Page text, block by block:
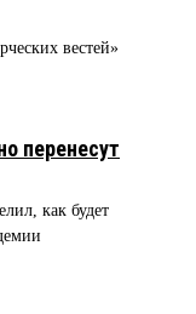
вестей»
перенесут
как будет